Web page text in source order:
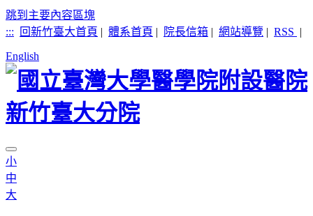
跳到主要內容區塊
:::
回新竹臺大首頁 | 體系首頁 | 院長信箱 | 網站導覽 | RSS |
English
小
中
大